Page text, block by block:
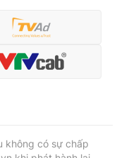
không có sự chấp